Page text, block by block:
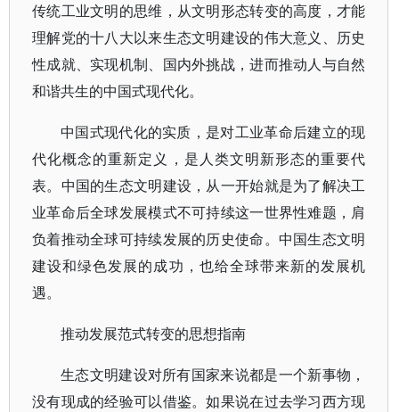
传统工业文明的思维，从文明形态转变的高度，才能
理解党的十八大以来生态文明建设的伟大意义、历史
性成就、实现机制、国内外挑战，进而推动人与自然
和谐共生的中国式现代化。
中国式现代化的实质，是对工业革命后建立的现
代化概念的重新定义，是人类文明新形态的重要代
表。中国的生态文明建设，从一开始就是为了解决工
业革命后全球发展模式不可持续这一世界性难题，肩
负着推动全球可持续发展的历史使命。中国生态文明
建设和绿色发展的成功，也给全球带来新的发展机
遇。
推动发展范式转变的思想指南
生态文明建设对所有国家来说都是一个新事物，
没有现成的经验可以借鉴。如果说在过去学习西方现